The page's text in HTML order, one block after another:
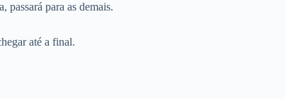
passará para as demais.
até a final.